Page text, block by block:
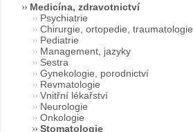
Medicína, zdravotnictví
Psychiatrie
Chirurgie, ortopedie, traumatologie
Pediatrie
Management, jazyky
Sestra
Gynekologie, porodnictví
Revmatologie
Vnitřní lékařství
Neurologie
Onkologie
Stomatologie